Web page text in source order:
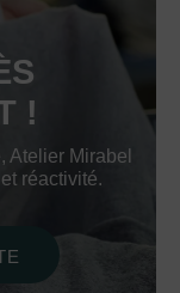
!
Atelier Mirabel
réactivité.